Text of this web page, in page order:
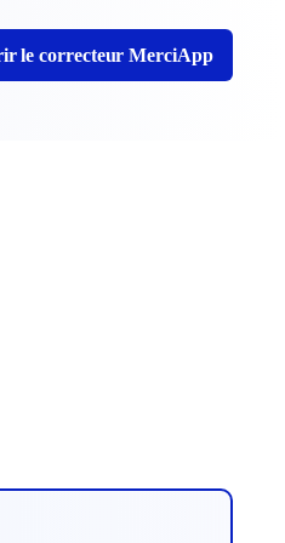
le correcteur MerciApp